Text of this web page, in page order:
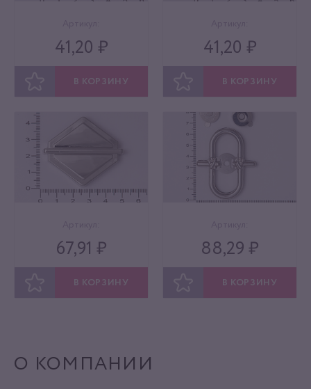
41,20 ₽
В КОРЗИНУ
41,20 ₽
В КОРЗИНУ
67,91 ₽
В КОРЗИНУ
88,29 ₽
В КОРЗИНУ
О КОМПАНИИ